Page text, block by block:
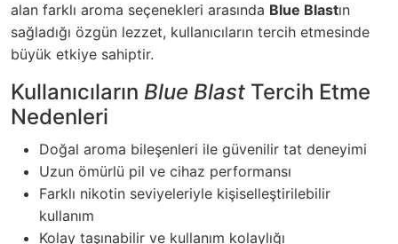
alan farklı aroma seçenekleri arasında Blue Blastın
sağladığı özgün lezzet, kullanıcıların tercih etmesinde
büyük etkiye sahiptir.
Kullanıcıların Blue Blast Tercih Etme
Nedenleri
Doğal aroma bileşenleri ile güvenilir tat deneyimi
Uzun ömürlü pil ve cihaz performansı
Farklı nikotin seviyeleriyle kişiselleştirilebilir
kullanım
Kolay taşınabilir ve kullanım kolaylığı